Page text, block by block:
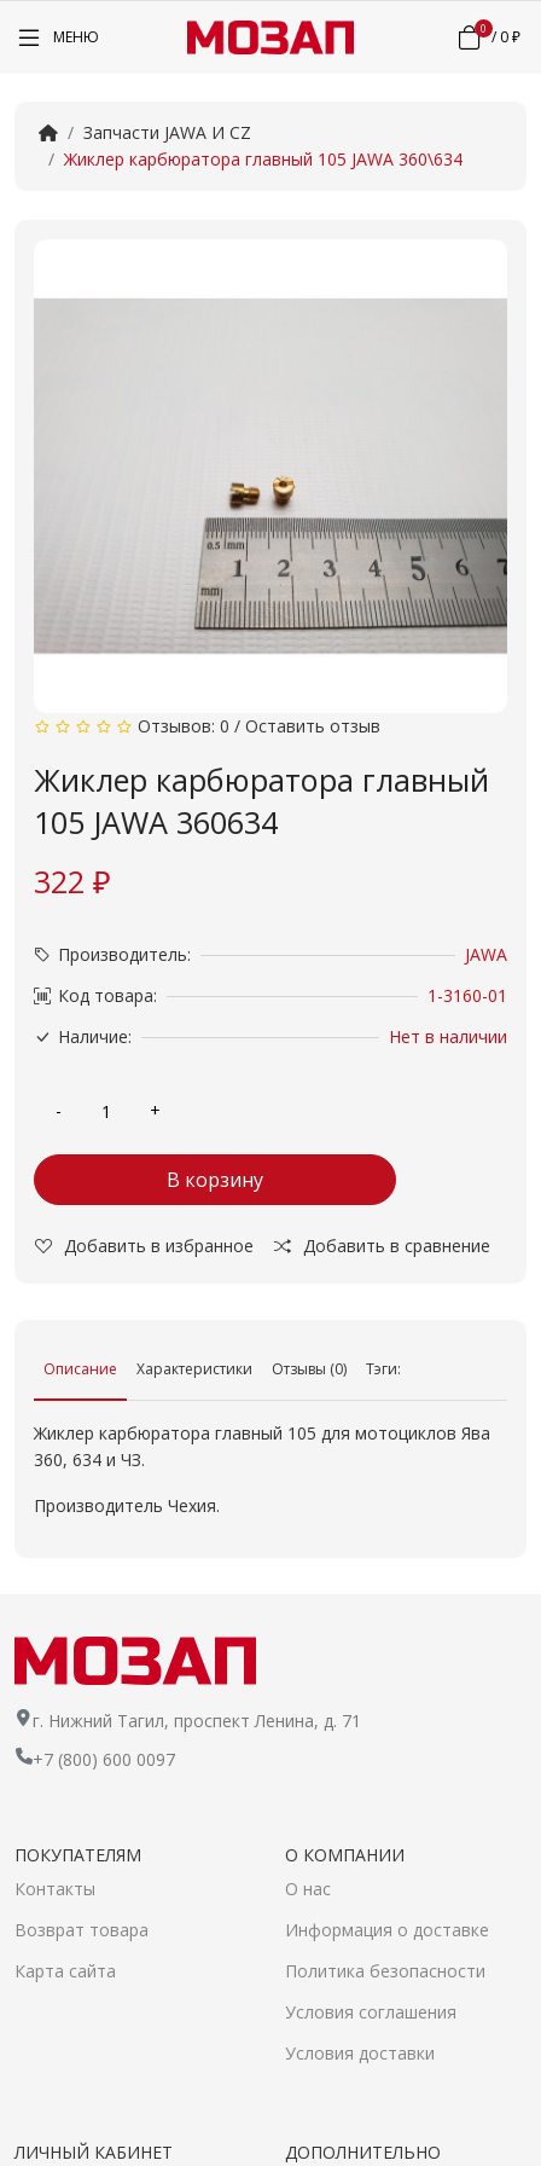
МЕНЮ 0 /0 ₽
Запчасти JAWA И CZ
Жиклер карбюратора главный 105 JAWA 360\634
Отзывов: 0 / Оставить отзыв
Жиклер карбюратора главный
105 JAWA 360634
322 ₽
Производитель:
JAWA
Код товара:
1-3160-01
Наличие:
Нет в наличии
В корзину
Добавить в избранное Добавить в сравнение
Описание Характеристики Отзывы (0) Тэги:
Жиклер карбюратора главный 105 для мотоциклов Ява
360, 634 и ЧЗ.
Производитель Чехия.
г. Нижний Тагил, проспект Ленина, д. 71
+7 (800) 600 0097
ПОКУПАТЕЛЯМ
Контакты
Возврат товара
Карта сайта
О КОМПАНИИ
О нас
Информация о доставке
Политика безопасности
Условия соглашения
Условия доставки
ЛИЧНЫЙ КАБИНЕТ ДОПОЛНИТЕЛЬНО